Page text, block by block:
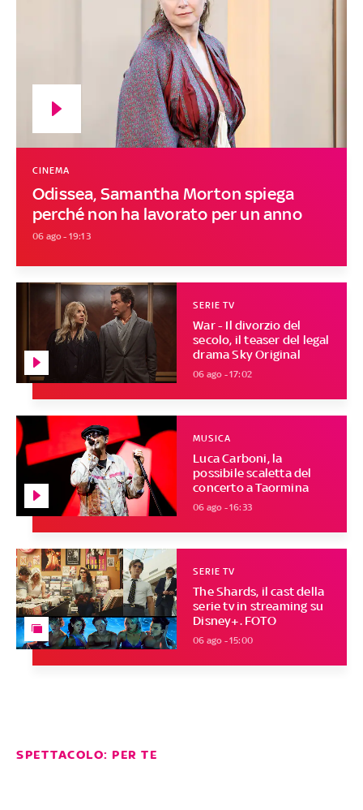
Odissea, Samantha Morton spiega
perché non ha lavorato per un anno
CINEMA
06 ago - 19:13
War - Il divorzio del
secolo, il teaser del legal
drama Sky Original
SERIE TV
06 ago - 17:02
Luca Carboni, la
possibile scaletta del
concerto a Taormina
MUSICA
06 ago - 16:33
The Shards, il cast della
serie tv in streaming su
Disney+. FOTO
SERIE TV
06 ago - 15:00
SPETTACOLO: PER TE